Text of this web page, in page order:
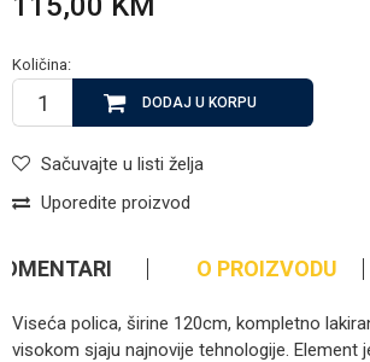
Količina:
DODAJ U KORPU
Sačuvajte u listi želja
Uporedite proizvod
O PROIZVODU
Viseća polica, širine 120cm, kompletno
visokom sjaju najnovije tehnologije. Element